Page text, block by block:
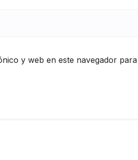
y web en este navegador